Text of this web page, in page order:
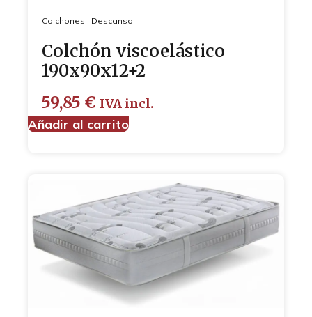
Colchones | Descanso
Colchón viscoelástico
190x90x12+2
59,85 € IVA incl.
Añadir al carrito